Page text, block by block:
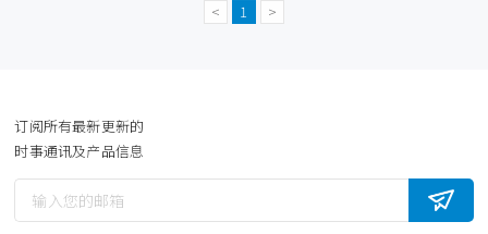
< 1 >
订阅所有最新更新的
时事通讯及产品信息